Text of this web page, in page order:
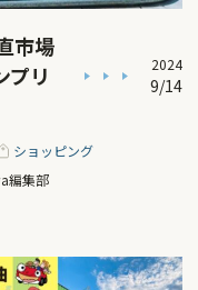
市場
プリ
2024
9/14
ショッピング
編集部